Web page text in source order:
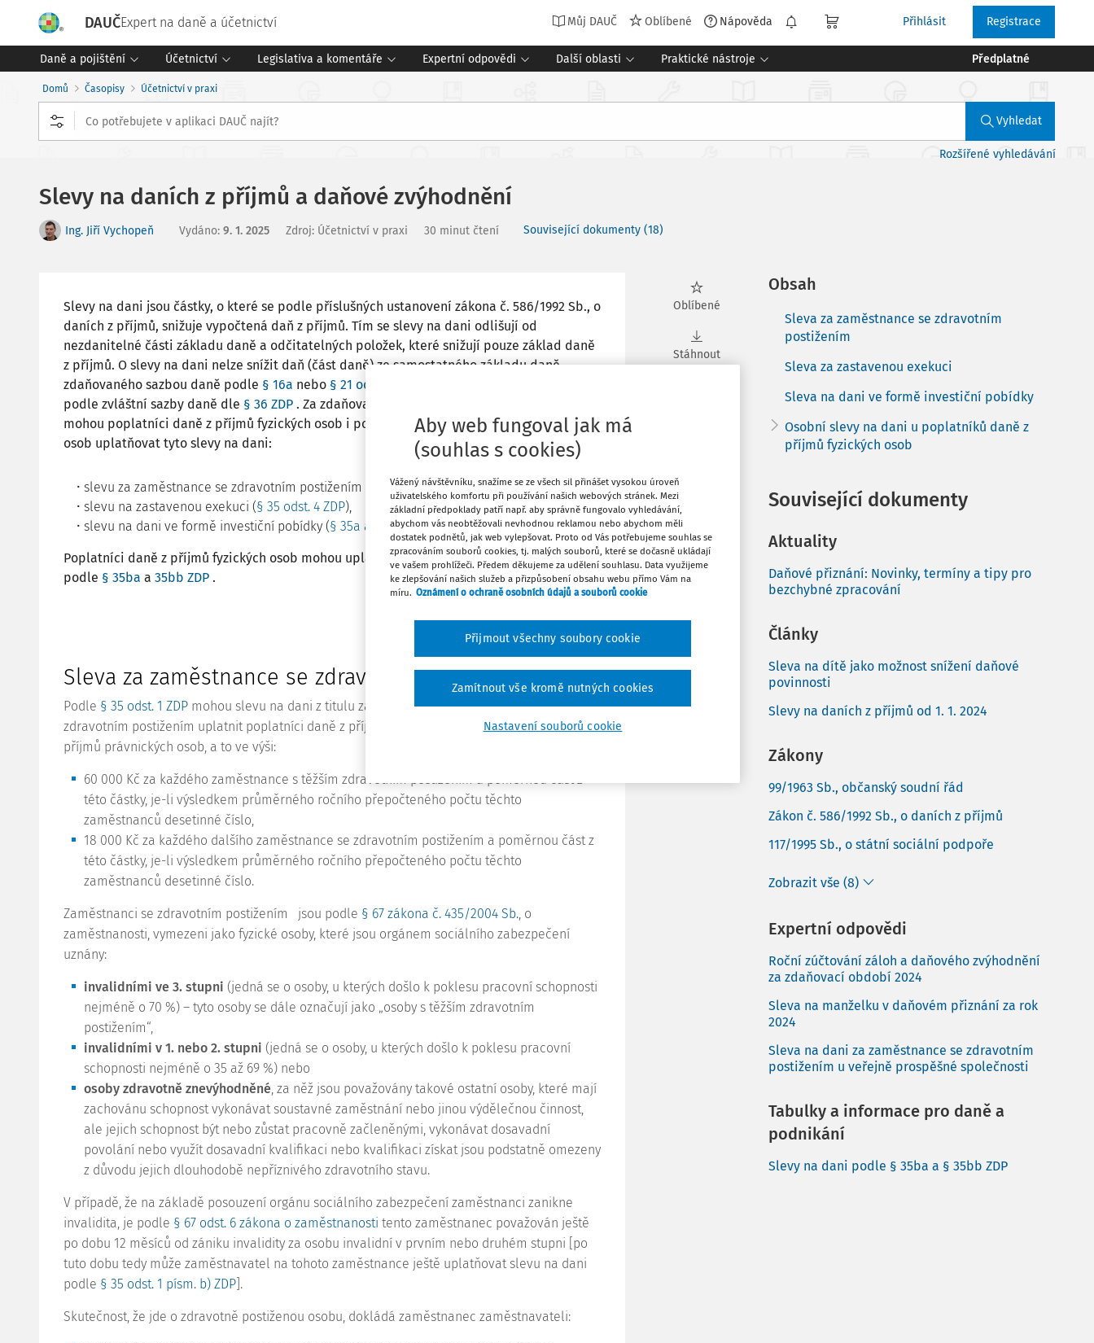
DAUČExpert na daně a účetnictví Můj DAUČ Oblíbené Nápověda Přihlásit Registrace
Daně a pojištění Účetnictví Legislativa a komentáře Expertní odpovědi Další oblasti Praktické nástroje Předplatné
Domů Časopisy Účetnictví v praxi
Vyhledat
Rozšířené vyhledávání
Slevy na daních z příjmů a daňové zvýhodnění
Ing. Jiří Vychopeň Vydáno: 9. 1. 2025 Zdroj: Účetnictví v praxi 30 minut čtení Související dokumenty (18)
Slevy na dani jsou částky, o které se podle příslušných ustanovení zákona č. 586/1992 Sb., o
daních z příjmů, snižuje vypočtená daň z příjmů. Tím se slevy na dani odlišují od
nezdanitelné části základu daně a odčitatelných položek, které snižují pouze základ daně
z příjmů. O slevy na dani nelze snížit daň (část daně) ze samostatného základu daně
zdaňovaného sazbou daně podle § 16a nebo § 21 odst. 4 ZDP
podle zvláštní sazby daně dle § 36 ZDP . Za zdaňovací období roku 2024 a také od 1. 1. 2025
mohou poplatníci daně z příjmů fyzických osob i poplatníci daně z příjmů právnických
osob uplatňovat tyto slevy na dani:
slevu za zaměstnance se zdravotním postižením ( § 35 odst. 1–3 ZDP),
slevu na zastavenou exekuci (§ 35 odst. 4 ZDP),
slevu na dani ve formě investiční pobídky (§ 35a a 35b ZDP).
Poplatníci daně z příjmů fyzických osob mohou uplatňovat také osobní slevy na dani
podle § 35ba a 35bb ZDP .
Sleva za zaměstnance se zdravotním postižením
Podle § 35 odst. 1 ZDP mohou slevu na dani z titulu zaměstnávání zaměstnance se
zdravotním postižením uplatnit poplatníci daně z příjmů fyzických osob i poplatníci daně z
příjmů právnických osob, a to ve výši:
60 000 Kč za každého zaměstnance s těžším zdravotním postižením a poměrnou část z
této částky, je-li výsledkem průměrného ročního přepočteného počtu těchto
zaměstnanců desetinné číslo,
18 000 Kč za každého dalšího zaměstnance se zdravotním postižením a poměrnou část z
této částky, je-li výsledkem průměrného ročního přepočteného počtu těchto
zaměstnanců desetinné číslo.
Zaměstnanci se zdravotním postižením jsou podle § 67 zákona č. 435/2004 Sb., o
zaměstnanosti, vymezeni jako fyzické osoby, které jsou orgánem sociálního zabezpečení
uznány:
invalidními ve 3. stupni (jedná se o osoby, u kterých došlo k poklesu pracovní schopnosti
nejméně o 70 %) – tyto osoby se dále označují jako „osoby s těžším zdravotním
postižením“,
invalidními v 1. nebo 2. stupni (jedná se o osoby, u kterých došlo k poklesu pracovní
schopnosti nejméně o 35 až 69 %) nebo
osoby zdravotně znevýhodněné, za něž jsou považovány takové ostatní osoby, které mají
zachovánu schopnost vykonávat soustavné zaměstnání nebo jinou výdělečnou činnost,
ale jejich schopnost být nebo zůstat pracovně začleněnými, vykonávat dosavadní
povolání nebo využít dosavadní kvalifikaci nebo kvalifikaci získat jsou podstatně omezeny
z důvodu jejich dlouhodobě nepříznivého zdravotního stavu.
V případě, že na základě posouzení orgánu sociálního zabezpečení zaměstnanci zanikne
invalidita, je podle § 67 odst. 6 zákona o zaměstnanosti tento zaměstnanec považován ještě
po dobu 12 měsíců od zániku invalidity za osobu invalidní v prvním nebo druhém stupni [po
tuto dobu tedy může zaměstnavatel na tohoto zaměstnance ještě uplatňovat slevu na dani
podle § 35 odst. 1 písm. b) ZDP ].
Skutečnost, že jde o zdravotně postiženou osobu, dokládá zaměstnanec zaměstnavateli:
Oblíbené
Stáhnout
Poznámka
Obsah
Sleva za zaměstnance se zdravotním
postižením
Sleva za zastavenou exekuci
Sleva na dani ve formě investiční pobídky
Osobní slevy na dani u poplatníků daně z
příjmů fyzických osob
Související dokumenty
Aktuality
Daňové přiznání: Novinky, termíny a tipy pro
bezchybné zpracování
Články
Sleva na dítě jako možnost snížení daňové
povinnosti
Slevy na daních z příjmů od 1. 1. 2024
Zákony
99/1963 Sb., občanský soudní řád
Zákon č. 586/1992 Sb., o daních z příjmů
117/1995 Sb., o státní sociální podpoře
Zobrazit vše (8)
Expertní odpovědi
Roční zúčtování záloh a daňového zvýhodnění
za zdaňovací období 2024
Sleva na manželku v daňovém přiznání za rok
2024
Sleva na dani za zaměstnance se zdravotním
postižením u veřejně prospěšné společnosti
Tabulky a informace pro daně a
podnikání
Slevy na dani podle § 35ba a § 35bb ZDP
Aby web fungoval jak má
(souhlas s cookies)
Vážený návštěvníku, snažíme se ze všech sil přinášet vysokou úroveň
uživatelského komfortu při používání našich webových stránek. Mezi
základní předpoklady patří např. aby správně fungovalo vyhledávání,
abychom vás neobtěžovali nevhodnou reklamou nebo abychom měli
dostatek podnětů, jak web vylepšovat. Proto od Vás potřebujeme souhlas se
zpracováním souborů cookies, tj. malých souborů, které se dočasně ukládají
ve vašem prohlížeči. Předem děkujeme za udělení souhlasu. Data využijeme
ke zlepšování našich služeb a přizpůsobení obsahu webu přímo Vám na
míru. Oznámení o ochraně osobních údajů a souborů cookie
Nastavení souborů cookie
Zamítnout vše kromě nutných cookies
Přijmout všechny soubory cookie